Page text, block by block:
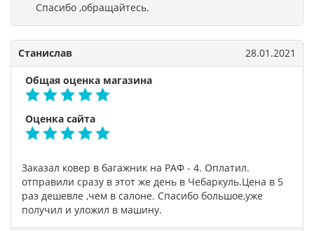
Спасибо ,обращайтесь.
Станислав 28.01.2021
Общая оценка магазина
Оценка сайта
Заказал ковер в багажник на РАФ - 4. Оплатил.
отправили сразу в этот же день в Чебаркуль.Цена в 5
раз дешевле ,чем в салоне. Спасибо большое,уже
получил и уложил в машину.